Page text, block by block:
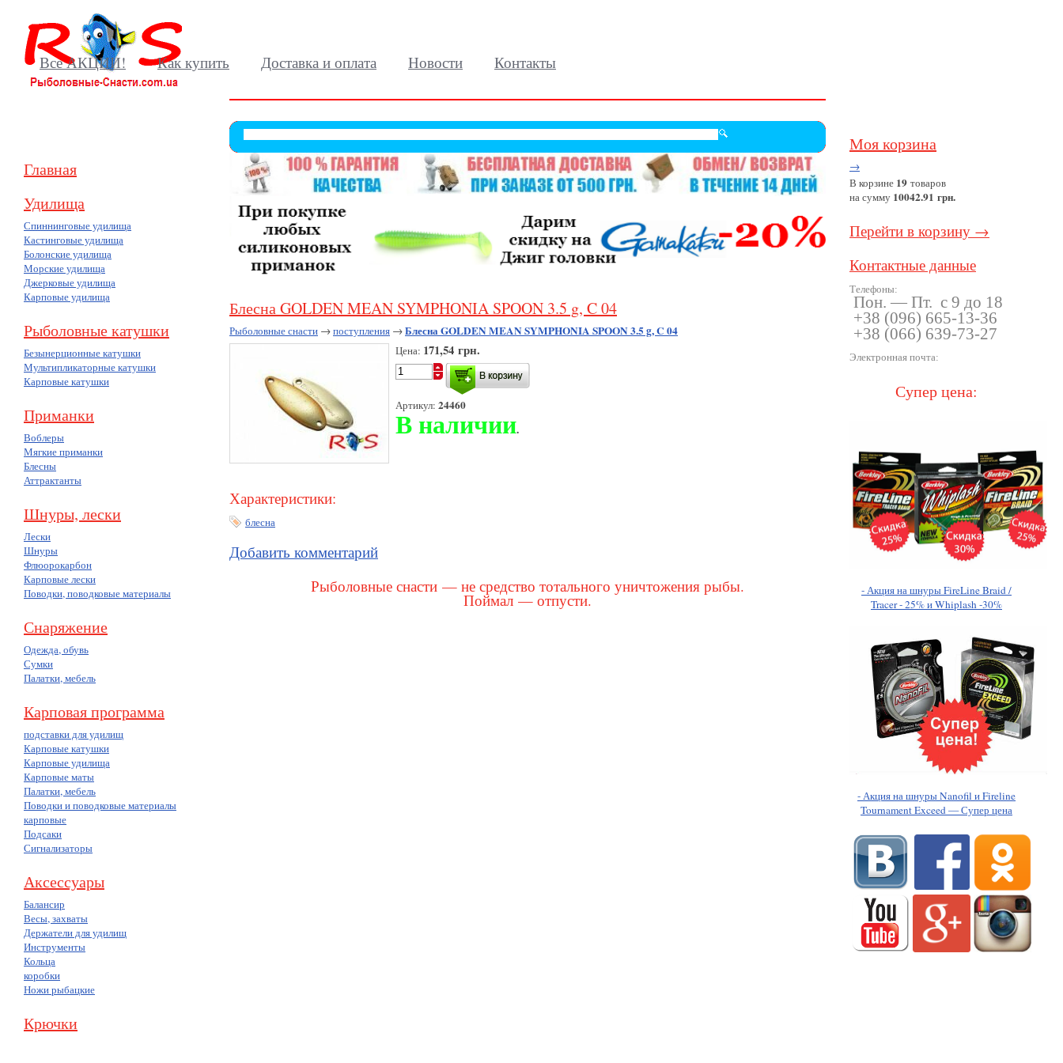
Все АКЦИИ! Как купить Доставка и оплата Новости Контакты
Главная
Удилища
Спиннинговые удилища
Кастинговые удилища
Болонские удилища
Морские удилища
Джерковые удилища
Карповые удилища
Рыболовные катушки
Безынерционные катушки
Мультипликаторные катушки
Карповые катушки
Приманки
Воблеры
Мягкие приманки
Блесны
Аттрактанты
Шнуры, лески
Лески
Шнуры
Флюорокарбон
Карповые лески
Поводки, поводковые материалы
Снаряжение
Одежда, обувь
Сумки
Палатки, мебель
Карповая программа
подставки для удилищ
Карповые катушки
Карповые удилища
Карповые маты
Палатки, мебель
Поводки и поводковые материалы
карповые
Подсаки
Сигнализаторы
Аксессуары
Балансир
Весы, захваты
Держатели для удилищ
Инструменты
Кольца
коробки
Ножи рыбацкие
Крючки
Блесна GOLDEN MEAN SYMPHONIA SPOON 3.5 g, C 04
Рыболовные снасти →поступления →Блесна GOLDEN MEAN SYMPHONIA SPOON 3.5 g, C 04
Цена: 171,54 грн.
Артикул: 24460
В наличии.
Характеристики:
блесна
Добавить комментарий
Рыболовные снасти — не средство тотального уничтожения рыбы.
Поймал — отпусти.
Моя корзина
→
В корзине 19 товаров
на сумму 10042.91 грн.
Перейти в корзину →
Контактные данные
Телефоны:
Пон. — Пт. с 9 до 18
+38 (096) 665-13-36
+38 (066) 639-73-27
Электронная почта:
Супер цена:
- Акция на шнуры FireLine Braid /
Tracer - 25% и Whiplash -30%
- Акция на шнуры Nanofil и Fireline
Tournament Exceed — Супер цена